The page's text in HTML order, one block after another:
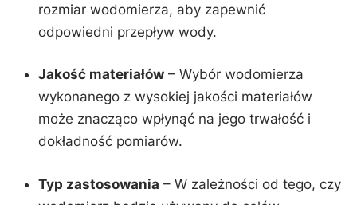
rozmiar wodomierza, aby zapewnić
odpowiedni przepływ wody.
Jakość materiałów – Wybór⁣ wodomierza
wykonanego z wysokiej jakości materiałów
może znacząco wpłynąć na jego trwałość i
dokładność‍ pomiarów.
Typ zastosowania – W zależności od tego, czy